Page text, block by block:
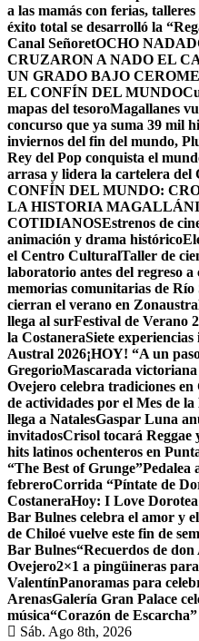
a las mamás con ferias,
éxito total se desarrolló la
Canal SeñoretOCHO
CRUZARON A NADO EL
UN GRADO BAJO CERO
EL CONFÍN DEL MUNDO
mapas del tesoroMagallanes
concurso que ya suma 39 mil
inviernos del fin del mundo,
Rey del Pop conquista el
arrasa y lidera la cartelera del
CONFÍN DEL MUNDO:
LA HISTORIA
COTIDIANOSEstrenos de
animación y drama histórico
el Centro CulturalTaller de
laboratorio antes del regreso a
memorias comunitarias de Río
cierran el verano en
llega al surFestival de Verano
la CostaneraSiete
Austral 2026¡HOY! “A un
GregorioMascarada
Ovejero celebra tradiciones
de actividades por el Mes de
llega a NatalesGaspar Luna
invitadosCrisol tocará Reggae
hits latinos ochenteros en
“The Best of Grunge”Pedalea
febreroCorrida “Píntate de
CostaneraHoy: I Love
Bar Bulnes celebra el amor y
de Chiloé vuelve este fin de
Bar Bulnes“Recuerdos de
Ovejero2×1 a pingüineras
ValentínPanoramas para
ArenasGalería Gran Palace
música“Corazón de
Sáb. Ago 8th, 2026